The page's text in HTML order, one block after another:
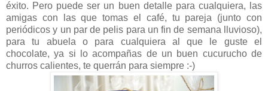
éxito. Pero puede ser un buen detalle para cualquiera, las
amigas con las que tomas el café, tu pareja (junto con
periódicos y un par de pelis para un fin de semana lluvioso),
para tu abuela o para cualquiera al que le guste el
chocolate, ya si lo acompañas de un buen cucurucho de
churros calientes, te querrán para siempre :-)